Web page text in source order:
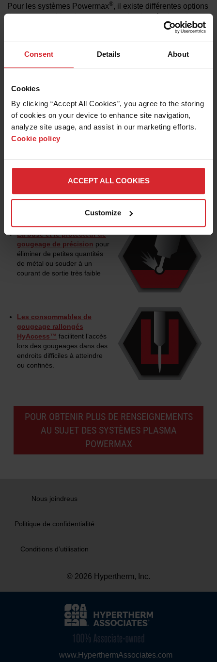
Consent Details About
Cookies
By clicking “Accept All Cookies”, you agree to the storing
of cookies on your device to enhance site navigation,
analyze site usage, and assist in our marketing efforts.
Cookie policy
ACCEPT ALL COOKIES
Customize
Pour les systèmes Powermax®, il existe différentes options
de consommables de gougeage selon les résultats de
gougeage souhaités et les préférences de l’opérateur.
protecteurs de gougeage ont
gougeage profonds et les
applications extrêmes de
lavage de métal
Contrôle maximum
métal plus précise, la
gougeage peu profond et un
lavage léger des matériaux
La buse et le protecteur de
gougeage de précision pour
éliminer de petites quantités
de métal ou souder à un
courant de sortie très faible
Les consommables de
gougeage rallongés
HyAccess™ facilitent l’accès
lors des gougeages dans des
endroits difficiles à atteindre
ou confinés.
POUR OBTENIR PLUS DE RENSEIGNEMENTS
AU SUJET DES SYSTÈMES PLASMA
POWERMAX
Nous joindreus
Politique de confidentialité
Conditions d’utilisation
© 2026 Hypertherm, Inc.
www.HyperthermAssociates.com